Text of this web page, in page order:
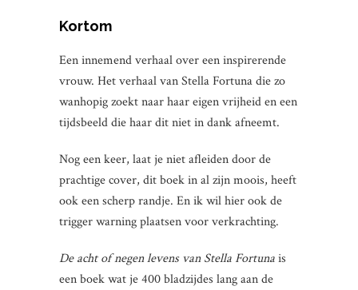
Kortom
Een innemend verhaal over een inspirerende
vrouw. Het verhaal van Stella Fortuna die zo
wanhopig zoekt naar haar eigen vrijheid en een
tijdsbeeld die haar dit niet in dank afneemt.
Nog een keer, laat je niet afleiden door de
prachtige cover, dit boek in al zijn moois, heeft
ook een scherp randje. En ik wil hier ook de
trigger warning plaatsen voor verkrachting.
De acht of negen levens van Stella Fortunais
een boek wat je 400 bladzijdes lang aan de